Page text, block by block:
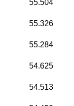
55.504
55.326
55.284
54.625
54.513